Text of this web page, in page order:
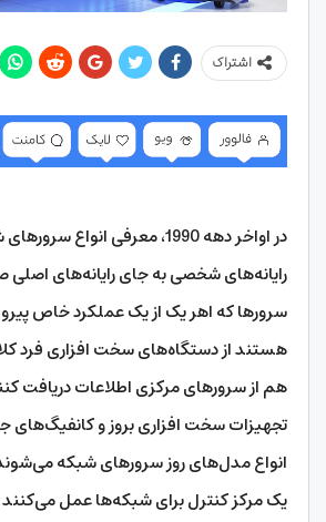
اشتراک
در اواخر دهه 1990، معرفی انواع
رایانه‌های شخصی به جای رایانه‌های اصلی
سرورها که اهر یک از یک عملکرد خاص
هستند از دستگاه‌های سخت افزاری فرد
هم از سرورهای مرکزی اطلاعات دریافت
تجهیزات سخت افزاری بروز و کانفیگ‌های
انواع مدل‌های روز سرورهای شبکه
یک مرکز کنترل برای شبکه‌ها عمل